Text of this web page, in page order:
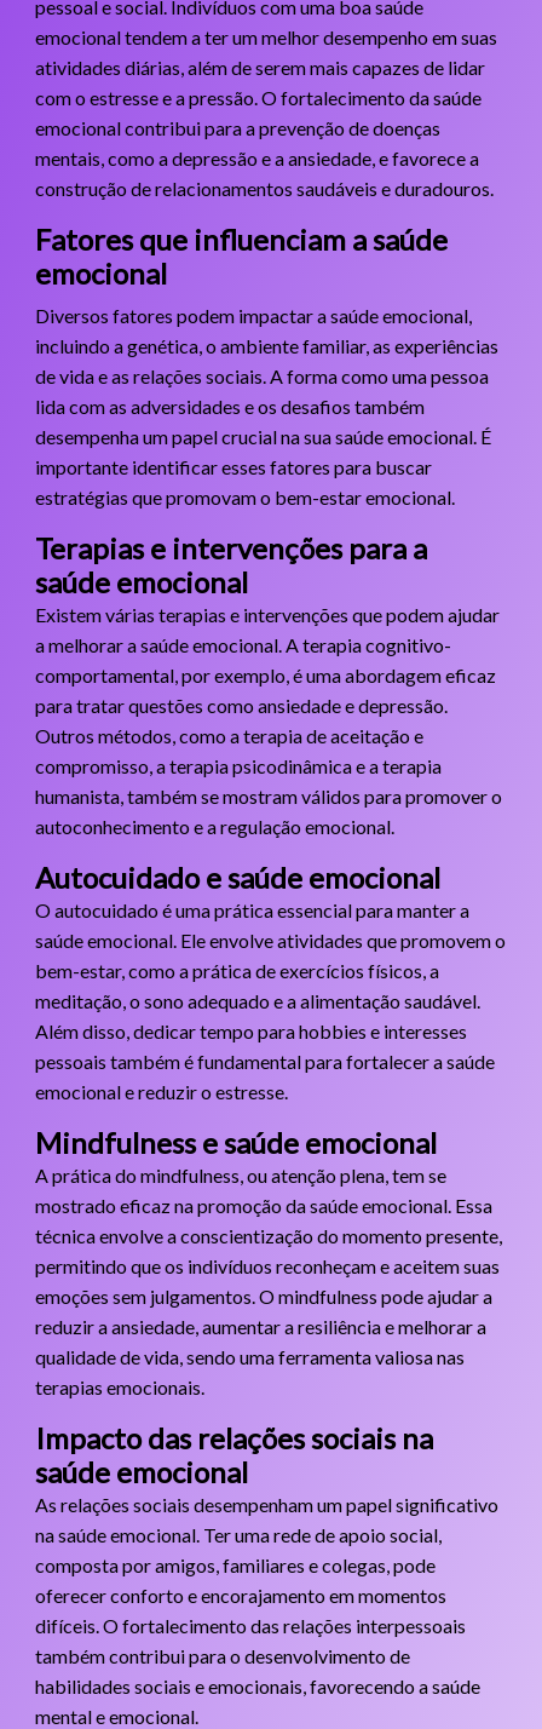
pessoal e social. Indivíduos com uma boa saúde
emocional tendem a ter um melhor desempenho em suas
atividades diárias, além de serem mais capazes de lidar
com o estresse e a pressão. O fortalecimento da saúde
emocional contribui para a prevenção de doenças
mentais, como a depressão e a ansiedade, e favorece a
construção de relacionamentos saudáveis e duradouros.
Fatores que influenciam a saúde
emocional
Diversos fatores podem impactar a saúde emocional,
incluindo a genética, o ambiente familiar, as experiências
de vida e as relações sociais. A forma como uma pessoa
lida com as adversidades e os desafios também
desempenha um papel crucial na sua saúde emocional. É
importante identificar esses fatores para buscar
estratégias que promovam o bem-estar emocional.
Terapias e intervenções para a
saúde emocional
Existem várias terapias e intervenções que podem ajudar
a melhorar a saúde emocional. A terapia cognitivo-
comportamental, por exemplo, é uma abordagem eficaz
para tratar questões como ansiedade e depressão.
Outros métodos, como a terapia de aceitação e
compromisso, a terapia psicodinâmica e a terapia
humanista, também se mostram válidos para promover o
autoconhecimento e a regulação emocional.
Autocuidado e saúde emocional
O autocuidado é uma prática essencial para manter a
saúde emocional. Ele envolve atividades que promovem o
bem-estar, como a prática de exercícios físicos, a
meditação, o sono adequado e a alimentação saudável.
Além disso, dedicar tempo para hobbies e interesses
pessoais também é fundamental para fortalecer a saúde
emocional e reduzir o estresse.
Mindfulness e saúde emocional
A prática do mindfulness, ou atenção plena, tem se
mostrado eficaz na promoção da saúde emocional. Essa
técnica envolve a conscientização do momento presente,
permitindo que os indivíduos reconheçam e aceitem suas
emoções sem julgamentos. O mindfulness pode ajudar a
reduzir a ansiedade, aumentar a resiliência e melhorar a
qualidade de vida, sendo uma ferramenta valiosa nas
terapias emocionais.
Impacto das relações sociais na
saúde emocional
As relações sociais desempenham um papel significativo
na saúde emocional. Ter uma rede de apoio social,
composta por amigos, familiares e colegas, pode
oferecer conforto e encorajamento em momentos
difíceis. O fortalecimento das relações interpessoais
também contribui para o desenvolvimento de
habilidades sociais e emocionais, favorecendo a saúde
mental e emocional.